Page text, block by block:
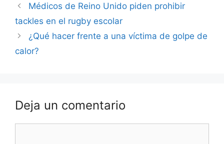
Médicos de Reino Unido piden prohibir
tackles en el rugby escolar
¿Qué hacer frente a una víctima de golpe de
calor?
Deja un comentario